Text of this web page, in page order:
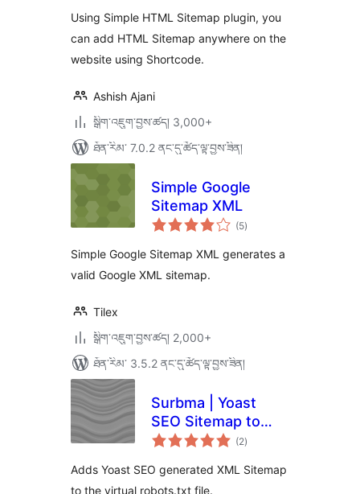
ཚང་།
Using Simple HTML Sitemap plugin, you
can add HTML Sitemap anywhere on the
website using Shortcode.
Ashish Ajani
སྒྲིག་འཇུག་བྱས་ཚད། 3,000+
ཐོན་རིམ་ 7.0.2 ནང་དུ་ཚོད་ལྟ་བྱས་ཟིན།
Simple Google
Sitemap XML
(5གདེང་
འཇོག་
ཚང་།
)
Simple Google Sitemap XML generates a
valid Google XML sitemap.
Tilex
སྒྲིག་འཇུག་བྱས་ཚད། 2,000+
ཐོན་རིམ་ 3.5.2 ནང་དུ་ཚོད་ལྟ་བྱས་ཟིན།
Surbma | Yoast
SEO Sitemap to
robots.txt
(2གདེང་
འཇོག་
ཚང་།
)
Adds Yoast SEO generated XML Sitemap
to the virtual robots.txt file.